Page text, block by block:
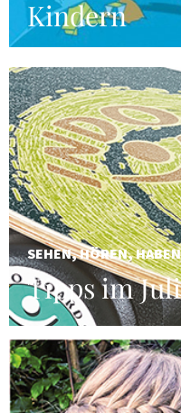
Kindern
SEHEN, HÖREN, HABEN
Tipps im Juli